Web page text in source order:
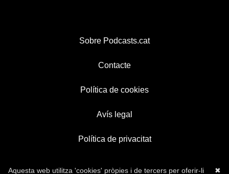
Sobre Podcasts.cat
Contacte
Política de cookies
Avís legal
Política de privacitat
✖
Aquesta web utilitza 'cookies' pròpies i de tercers per oferir-li